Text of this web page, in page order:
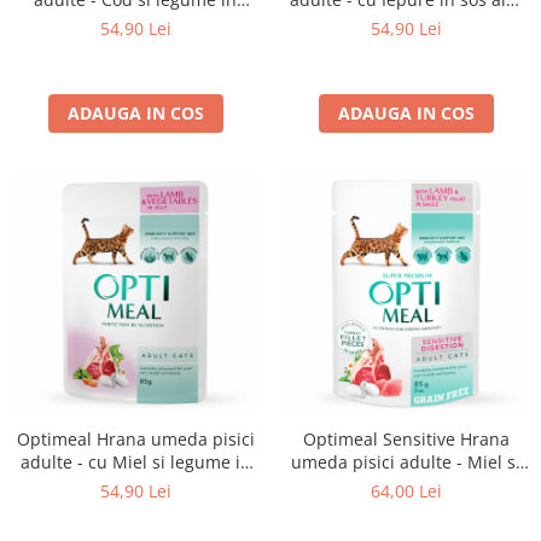
jeleu, set 12*0,085kg
54,90 Lei
ADAUGA IN COS
set 12*0,085kg
54,90 Lei
ADAUGA IN COS
Optimeal Hrana umeda pisici
adulte - cu Miel si legume in
jeleu, set 12*0,085kg
54,90 Lei
Optimeal Sensitive Hrana
umeda pisici adulte - Miel si
curcan in sos, set 12*0,085kg
64,00 Lei